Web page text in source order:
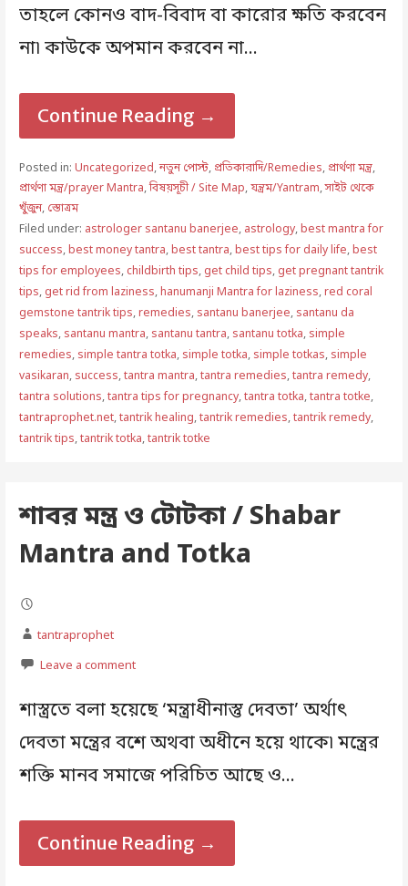
তাহলে কোনও বাদ-বিবাদ বা কারোর ক্ষতি করবেন
না৷ কাউকে অপমান করবেন না…
Continue Reading →
Posted in: Uncategorized,নতুন পোস্ট, প্রতিকারাদি/Remedies, প্রার্থণা মন্ত্র,
প্রার্থণা মন্ত্র/prayer Mantra,বিষয়সূচী / Site Map,যন্ত্রম/Yantram,সাইট থেকে
খুঁজুন, স্তোত্রম
Filed under: astrologer santanu banerjee, astrology,best mantra for
success,best money tantra,best tantra,best tips for daily life,best
tips for employees, childbirth tips, get child tips, get pregnant tantrik
tips, get rid from laziness,hanumanji Mantra for laziness,red coral
gemstone tantrik tips,remedies, santanu banerjee, santanu da
speaks, santanu mantra, santanu tantra, santanu totka, simple
remedies, simple tantra totka, simple totka, simple totkas, simple
vasikaran, success,tantra mantra,tantra remedies,tantra remedy,
tantra solutions,tantra tips for pregnancy,tantra totka,tantra totke,
tantraprophet.net,tantrik healing,tantrik remedies,tantrik remedy,
tantrik tips,tantrik totka,tantrik totke
শাবর মন্ত্র ও টোটকা / Shabar
Mantra and Totka
tantraprophet
Leave a comment
শাস্ত্রতে বলা হয়েছে ‘মন্ত্রাধীনাস্তু দেবতা’ অর্থাৎ
দেবতা মন্ত্রের বশে অথবা অধীনে হয়ে থাকে৷ মন্ত্রের
শক্তি মানব সমাজে পরিচিত আছে ও…
Continue Reading →